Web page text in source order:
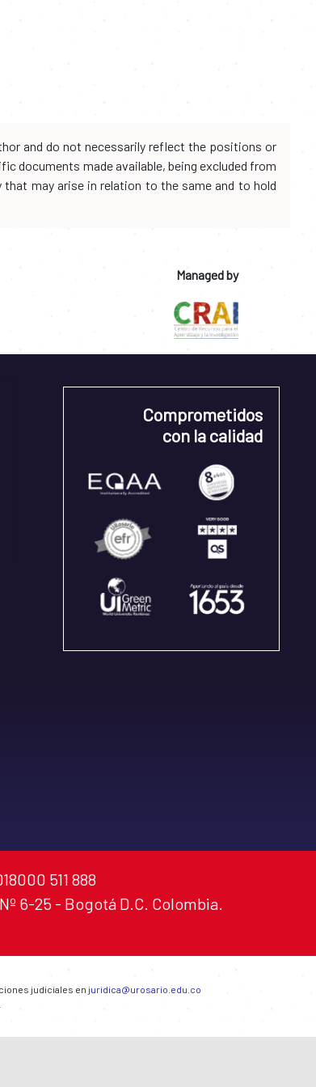
and do not necessarily reflect the positions or
documents made available, being excluded from
may arise in relation to the same and to hold
Managed by
Comprometidos
con la calidad
511 888
6-25 - Bogotá D.C. Colombia.
judiciales en juridica@urosario.edu.co